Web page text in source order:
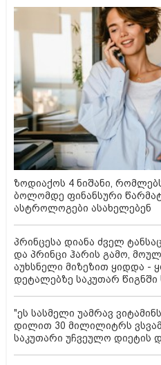
ზოდიაქოს 4 ნიშანი,
ბოლომდე ფინანსური
ასტროლოგები ასახელებენ
პრინცესა დიანა ძველ
და პრინცი ჰარის გამო,
აუხსნელი მიზეზით ყიდდა -
დეტალებზე საკუთარ წიგნში
"ეს სასმელი უამრავ
დილით 30 მილილიტრს
საკუთარი უჩვეულო დიეტის